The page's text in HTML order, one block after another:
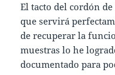
El tacto del cordón
que servirá
de recuperar la
muestras lo he
documentado para